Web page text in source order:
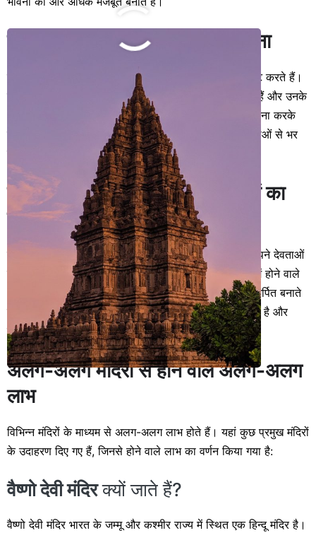
मंदिरों के प्रति आदर्श भावना का उद्दीपना
मंदिर एक स्थान है जहां हम अपनी भावनाएं और आदर्शों को प्रकट करते हैं।
यहां हम भगवान के सामीप जाकर उनसे अपने मन की बातें कहते हैं और उनके
आशीर्वाद की प्राप्ति के लिए प्रार्थना करते हैं। मंदिर में पूजा-अर्चना करके
हम अपने मन को शुद्ध और निर्मल बनाते हैं और सकारात्मक भावनाओं से भर
हिंदू धर्म के आधारभूत सिद्धांतों में मंदिरों का
महत्व
हिंदू धर्म में मंदिरों को आधारभूत स्थान माना जाता है। यहां हम अपने देवताओं
के साथ संवाद करते हैं और धर्मिक शिक्षा प्राप्त करते हैं। मंदिर में होने वाले
आरती, भजन, कथा कथन और सत्संग हमें धार्मिकता के प्रति समर्पित बनाते
हैं। हिंदू धर्म के आधारभूत सिद्धांतों में मंदिरों की महिमा व्यक्त होती है और
इसलिए हम मंदिर को सम्मान और भक्ति से यात्रा करते हैं।
अलग-अलग मंदिरों से होने वाले अलग-अलग
लाभ
विभिन्न मंदिरों के माध्यम से अलग-अलग लाभ होते हैं। यहां कुछ प्रमुख मंदिरों
के उदाहरण दिए गए हैं, जिनसे होने वाले लाभ का वर्णन किया गया है:
वैष्णो देवी मंदिरक्यों जाते हैं?
वैष्णो देवी मंदिर भारत के जम्मू और कश्मीर राज्य में स्थित एक हिन्दू मंदिर है।